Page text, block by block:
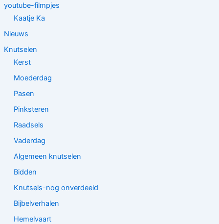
youtube-filmpjes
Kaatje Ka
Nieuws
Knutselen
Kerst
Moederdag
Pasen
Pinksteren
Raadsels
Vaderdag
Algemeen knutselen
Bidden
Knutsels-nog onverdeeld
Bijbelverhalen
Hemelvaart